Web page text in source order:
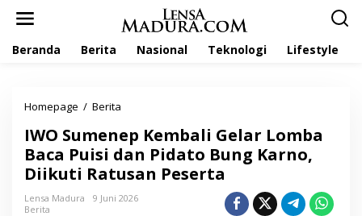
Beranda Berita Nasional Teknologi Lifestyle
Homepage / Berita
O
S
u
m
e
IWO Sumenep Kembali Gelar Lomba
Baca Puisi dan Pidato Bung Karno,
Diikuti Ratusan Peserta
Lensa Madura
9 Juni 2026
Berita